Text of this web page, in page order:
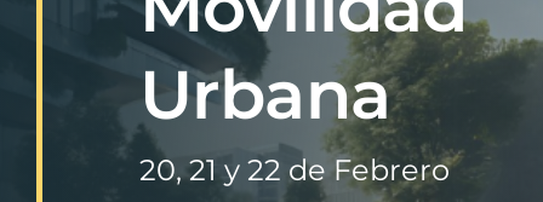
Urbana
20, 21 y 22 de Febrero